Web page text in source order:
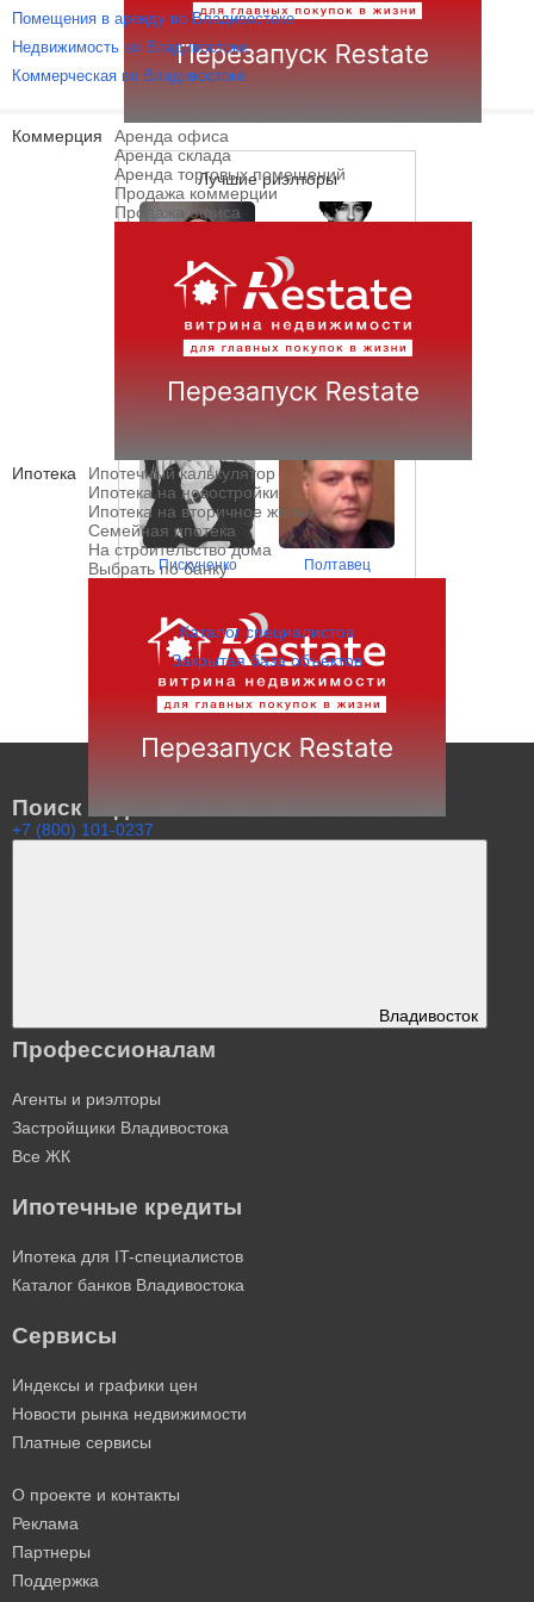
Коммерция
Аренда офиса
Аренда склада
Аренда торговых помещений
Продажа коммерции
Продажа офиса
Ипотека
Ипотечный калькулятор
Ипотека на новостройки
Ипотека на вторичное жилье
Семейная ипотека
На строительство дома
Выбрать по банку
+7 (800) 101-0237
Владивосток
Помещения в аренду во Владивостоке
Недвижимость во Владивостоке
Коммерческая во Владивостоке
Лучшие риэлторы
Сабирбаев
Воробьев Иван
Пискуненко
Полтавец
Каталог специалистов
Закрытая база объектов
Поиск недвижимости
Профессионалам
Агенты и риэлторы
Застройщики Владивостока
Все ЖК
Ипотечные кредиты
Ипотека для IT-специалистов
Каталог банков Владивостока
Сервисы
Индексы и графики цен
Новости рынка недвижимости
Платные сервисы
О проекте и контакты
Реклама
Партнеры
Поддержка